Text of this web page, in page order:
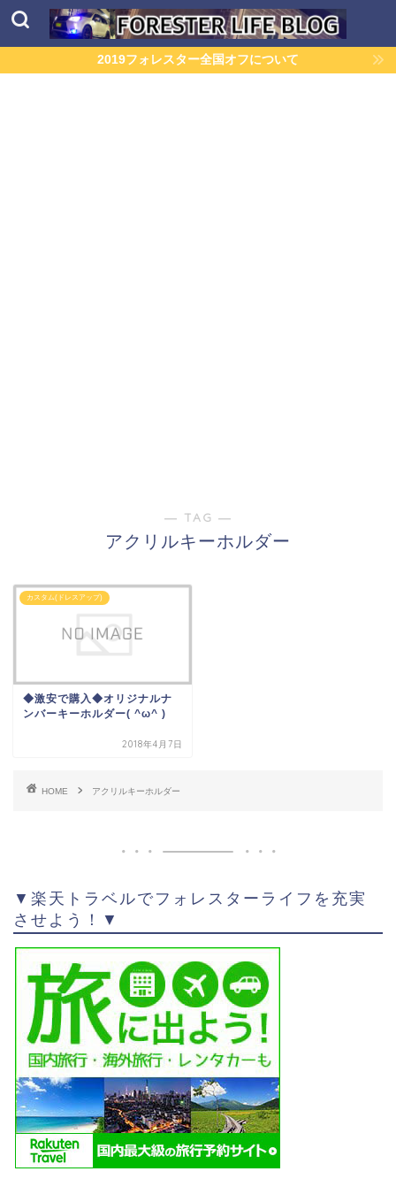
2019フォレスター全国オフについて
― TAG ―
アクリルキーホルダー
カスタム(ドレスアップ)
◆激安で購入◆オリジナルナ
ンバーキーホルダー( ^ω^ )
2018年4月7日
HOME アクリルキーホルダー
▼楽天トラベルでフォレスターライフを充実
させよう！▼